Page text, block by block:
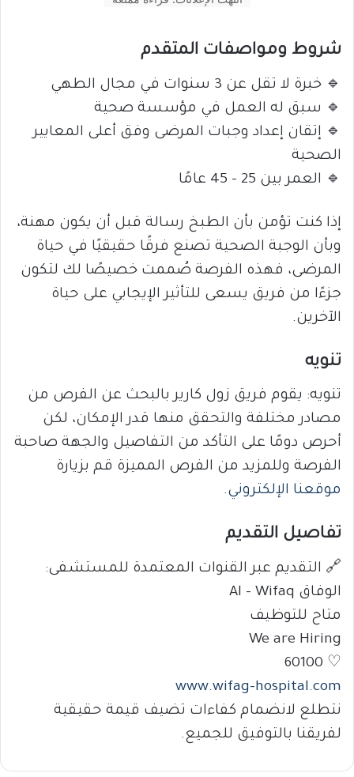
شروط ومواصفات المتقدم
🔹 خبرة لا تقل عن 3 سنوات في مجال الطهي
🔹 سبق له العمل في مؤسسة صحية
🔹 إتقان إعداد وجبات المرضى وفق أعلى المعايير
الصحية
🔹 العمر بين 25 – 45 عامًا
إذا كنت تؤمن بأن الطبخ رسالة قبل أن يكون مهنة،
وبأن الوجبة الصحية تصنع فرقًا حقيقيًا في حياة
المرضى، فهذه الفرصة صُممت خصيصًا لك لتكون
جزءًا من فريق يسعى للتأثير الإيجابي على حياة
الآخرين.
تنويه
تنويه: يقوم فريق زول كارير بالبحث عن الفرص من
مصادر مختلفة والتحقق منها قدر الإمكان، لكن
أحرص دومًا على التأكد من التفاصيل والجهة صاحبة
الفرصة وللمزيد من الفرص المميزة قم بزيارة
موقعنا الإلكتروني.
تفاصيل التقديم
🔗 التقديم عبر القنوات المعتمدة للمستشفى:
الوفاق Al – Wifaq
متاح للتوظيف
We are Hiring
♡ 60100
www.wifag-hospital.com
نتطلع لانضمام كفاءات تضيف قيمة حقيقية
لفريقنا بالتوفيق للجميع.